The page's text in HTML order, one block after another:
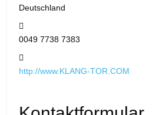
Deutschland
0049 7738 7383
http://www.KLANG-TOR.COM